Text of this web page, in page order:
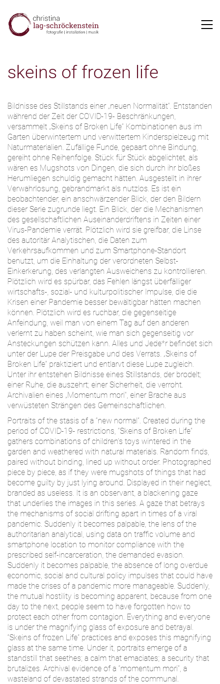
skeins of frozen life
Bildnisse des Stillstands einer „neuen Normalität“. Entstanden
während der Zeit der COVID-19- Beschränkungen,
versammelt „Skeins of Broken Life“ Kombinationen aus im
Garten überwintertem und verwittertem Kinderspielzeug mit
Naturmaterialien. Zufällige Funde, gepaart ohne Bindung,
gereiht ohne Reihenfolge. Stück für Stück abgelichtet, als
wären es Mugshots von Dingen, die sich durch ihr bloßes
Herumliegen schuldig gemacht hätten. Ausgestellt in ihrer
Verwahrlosung, gebrandmarkt als nutzlos. Es ist ein
beobachtender, ein anschwärzender Blick, der den Bildern
dieser Serie zugrunde liegt. Ein Blick, der die Mechanismen
des gesellschaftlichen Auseinanderdriftens in Zeiten einer
Virus-Pandemie verrät. Plötzlich wird sie greifbar, die Linse
des autoritär Analytischen, die Daten zum
Verkehrsaufkommen und zum Smartphone-Standort
benutzt, um die Einhaltung der verordneten Selbst-
Einkerkerung, des verlangten Ausweichens zu kontrollieren.
Plötzlich wird es spürbar, das Fehlen längst überfälliger
wirtschafts-, sozial- und kulturpolitischer Impulse, die die
Krisen einer Pandemie besser bewältigbar hätten machen
können. Plötzlich wird es ruchbar, die gegenseitige
Anfeindung, weil man von einem Tag auf den anderen
verlernt zu haben scheint, wie man sich gegenseitig vor
Ansteckungen schützen kann. Alles und Jede*r befindet sich
unter der Lupe der Preisgabe und des Verrats. „Skeins of
Broken Life“ praktiziert und entlarvt diese Lupe zugleich.
Unter ihr entstehen Bildnisse eines Stillstands, der brodelt;
einer Ruhe, die auszehrt; einer Sicherheit, die verroht.
Archivalien eines „Momentum mori“, einer Brache aus
verwüsteten Strängen des Gemeinschaftlichen.
Portraits of the stasis of a “new normal”. Created during the
period of COVID-19- restrictions, “Skeins of Broken Life”
gathers combinations of children’s toys wintered in the
garden and weathered with natural materials. Random finds,
paired without binding, lined up without order. Photographed
piece by piece, as if they were mugshots of things that had
become guilty by just lying around. Displayed in their neglect,
branded as useless. It is an observant, a blackening gaze
that underlies the images in this series. A gaze that betrays
the mechanisms of social drifting apart in times of a viral
pandemic. Suddenly it becomes palpable, the lens of the
authoritarian analytical, using data on traffic volume and
smartphone location to monitor compliance with the
prescribed self-incarceration, the demanded evasion.
Suddenly it becomes palpable, the absence of long overdue
economic, social and cultural policy impulses that could have
made the crises of a pandemic more manageable. Suddenly,
the mutual hostility is becoming apparent, because from one
day to the next, people seem to have forgotten how to
protect each other from contagion. Everything and everyone
is under the magnifying glass of exposure and betrayal.
“Skeins of frozen Life” practices and exposes this magnifying
glass at the same time. Under it, portraits emerge of a
standstill that seethes; a calm that emaciates; a security that
brutalizes. Archival evidence of a “momentum mori”, a
wasteland of devastated strands of the communal.